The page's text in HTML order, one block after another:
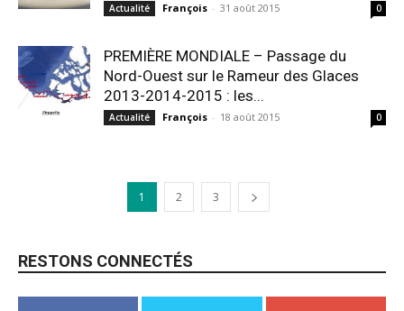
Actualité François - 31 août 2015 0
PREMIÈRE MONDIALE – Passage du
Nord-Ouest sur le Rameur des Glaces
2013-2014-2015 : les...
Actualité François - 18 août 2015 0
1 2 3
RESTONS CONNECTÉS